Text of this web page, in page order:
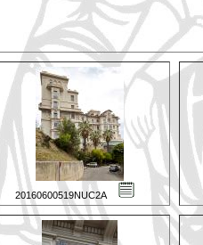
20160600519NUC2A